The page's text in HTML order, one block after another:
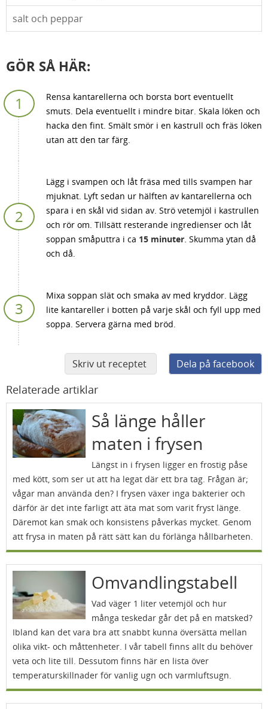
salt och peppar
GÖR SÅ HÄR:
Rensa kantarellerna och borsta bort eventuellt
smuts. Dela eventuellt i mindre bitar. Skala löken och
hacka den fint. Smält smör i en kastrull och fräs löken
utan att den tar färg.
Lägg i svampen och låt fräsa med tills svampen har
mjuknat. Lyft sedan ur hälften av kantarellerna och
spara i en skål vid sidan av. Strö vetemjöl i kastrullen
och rör om. Tillsätt resterande ingredienser och låt
soppan småputtra i ca 15 minuter. Skumma ytan då
och då.
Mixa soppan slät och smaka av med kryddor. Lägg
lite kantareller i botten på varje skål och fyll upp med
soppa. Servera gärna med bröd.
Skriv ut receptet Dela på facebook
Relaterade artiklar
Så länge håller
maten i frysen
Längst in i frysen ligger en frostig påse
med kött, som ser ut att ha legat där ett bra tag. Frågan är;
vågar man använda den? I frysen växer inga bakterier och
därför är det inte farligt att äta mat som varit fryst länge.
Däremot kan smak och konsistens påverkas mycket. Genom
att frysa in maten på rätt sätt kan du förlänga hållbarheten.
Omvandlingstabell
Vad väger 1 liter vetemjöl och hur
många teskedar går det på en matsked?
Ibland kan det vara bra att snabbt kunna översätta mellan
olika vikt- och måttenheter. I vår tabell finns allt du behöver
veta och lite till. Dessutom finns här en lista över
temperaturskillnader för vanlig ugn och varmluftsugn.